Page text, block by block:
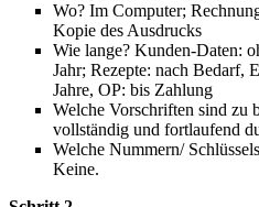
Wo? Im Computer;
Kopie des Ausdrucks
Wie lange? Kunden-Daten:
Jahr; Rezepte: nach
Jahre, OP: bis Zahlung
Welche Vorschriften sind zu
vollständig und fortlaufend
Welche Nummern/
Keine.